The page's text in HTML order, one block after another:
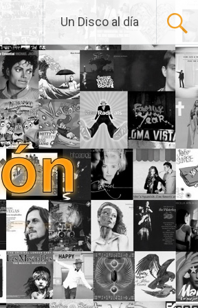
Un Disco al día